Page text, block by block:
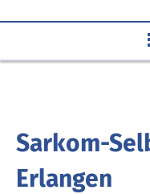
Sarkom-
Erlangen